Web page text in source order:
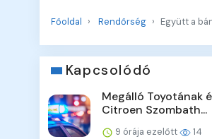
Főoldal Rendőrség Együtt a
Kapcsolódó
Megálló Toyotának
Citroen Szombath...
9 órája ezelőtt 14